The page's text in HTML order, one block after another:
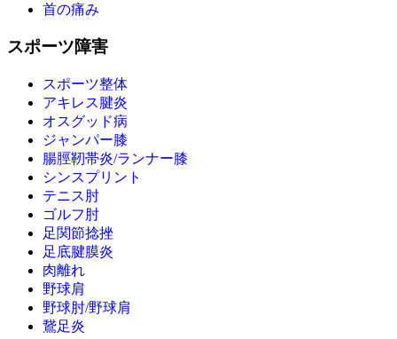
首の痛み
スポーツ障害
スポーツ整体
アキレス腱炎
オスグッド病
ジャンパー膝
腸脛靭帯炎/ランナー膝
シンスプリント
テニス肘
ゴルフ肘
足関節捻挫
足底腱膜炎
肉離れ
野球肩
野球肘/野球肩
鵞足炎